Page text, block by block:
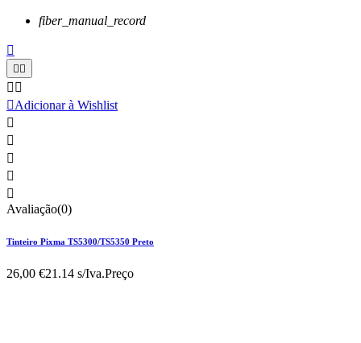
fiber_manual_record

 
 
Adicionar à Wishlist





Avaliação(0)
Tinteiro Pixma TS5300/TS5350 Preto
26,00 €21.14 s/Iva.Preço